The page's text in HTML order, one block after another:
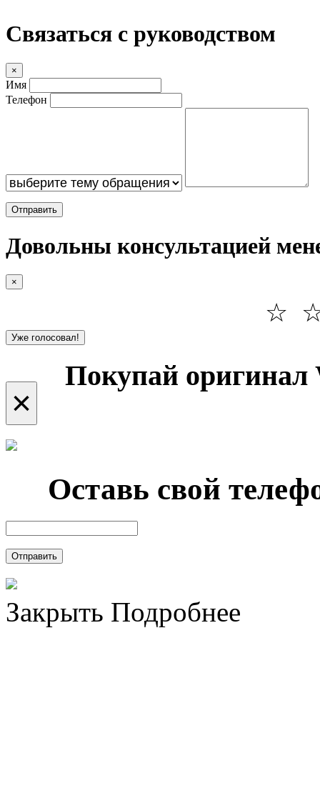
Связаться с руководством
×
Имя
Телефон
Отправить
Довольны консультацией
×
☆
Уже голосовал!
Покупай оригинал
×
Оставь свой
Отправить
Закрыть Подробнее